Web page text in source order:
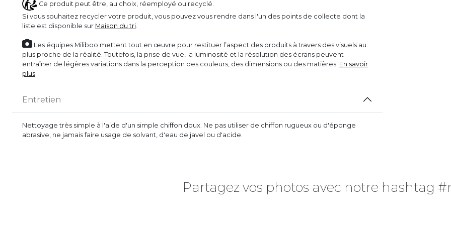
Ce produit peut être, au choix, réemployé ou recyclé.
Si vous souhaitez recycler votre produit, vous pouvez vous rendre dans l'un des points de collecte dont la
liste est disponible sur Maison du tri.
Les équipes Miliboo mettent tout en œuvre pour restituer l’aspect des produits à travers des visuels au
plus proche de la réalité. Toutefois, la prise de vue, la luminosité et la résolution des écrans peuvent
entraîner de légères variations dans la perception des couleurs, des dimensions ou des matières. En savoir
plus
Entretien
Nettoyage très simple à l'aide d'un simple chiffon doux. Ne pas utiliser de chiffon rugueux ou d'éponge
abrasive, ne jamais faire usage de solvant, d'eau de javel ou d'acide.
Partagez vos photos avec notre hashtag